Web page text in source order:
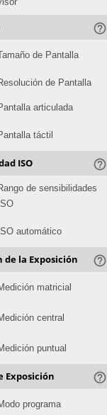
help_outline
de Pantalla
de Pantalla
articulada
táctil
ISO help_outline
de sensibilidades
ISO
ISO automático
de la Exposición help_outline
matricial
central
puntual
Exposición help_outline
programa